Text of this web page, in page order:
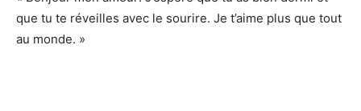
que tu te réveilles avec le sourire. Je t’aime plus que tout
au monde. »